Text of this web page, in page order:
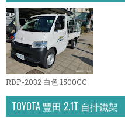
RDP-2032 白色 1500CC
TOYOTA 豐田 2.1T 自排鐵架